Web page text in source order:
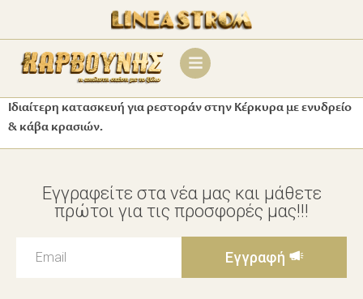
Ιδιαίτερη κατασκευή για ρεστοράν στην Κέρκυρα με ενυδρείο
& κάβα κρασιών.
Εγγραφείτε στα νέα μας και μάθετε
πρώτοι για τις προσφορές μας!!!
Εγγραφή